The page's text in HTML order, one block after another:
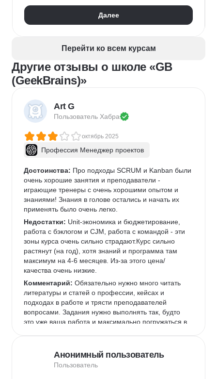
Далее
Перейти ко всем курсам
Другие отзывы о школе «GB
(GeekBrains)»
Art G
Пользователь Хабра
октябрь 2025
Профессия Менеджер проектов
Достоинства: Про подходы SCRUM и Kanban были
очень хорошие занятия и преподаватели -
играющие тренеры с очень хорошими опытом и
знаниями! Знания в голове остались и начать их
применять было очень легко.
Недостатки: Unit-экономика и бюджетирование,
работа с бэклогом и CJM, работа с командой - эти
зоны курса очень сильно страдают.Курс сильно
растянут (на год), хотя знаний и программа там
максимум на 4-6 месяцев. Из-за этого цена/
качества очень низкие.
Комментарий: Обязательно нужно много читать
литературы и статей о профессии, кейсах и
подходах в работе и трясти преподавателей
вопросами. Задания нужно выполнять так, будто
это уже ваша работа и максимально погружаться в
Анонимный пользователь
Пользователь